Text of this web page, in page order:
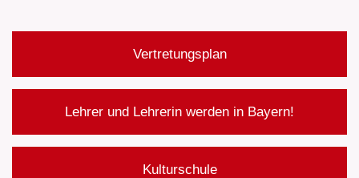
Vertretungsplan
Lehrer und Lehrerin werden in Bayern!
Kulturschule